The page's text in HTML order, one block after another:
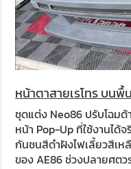
หน้าตาสายเรโทร บน
ชุดแต่ง Neo86 ปรับโฉมด้
หน้า Pop-Up ที่ใช้งานได้
กันชนสีดำฝังไฟเลี้ยวสีเ
ของ AE86 ช่วงปลายศต